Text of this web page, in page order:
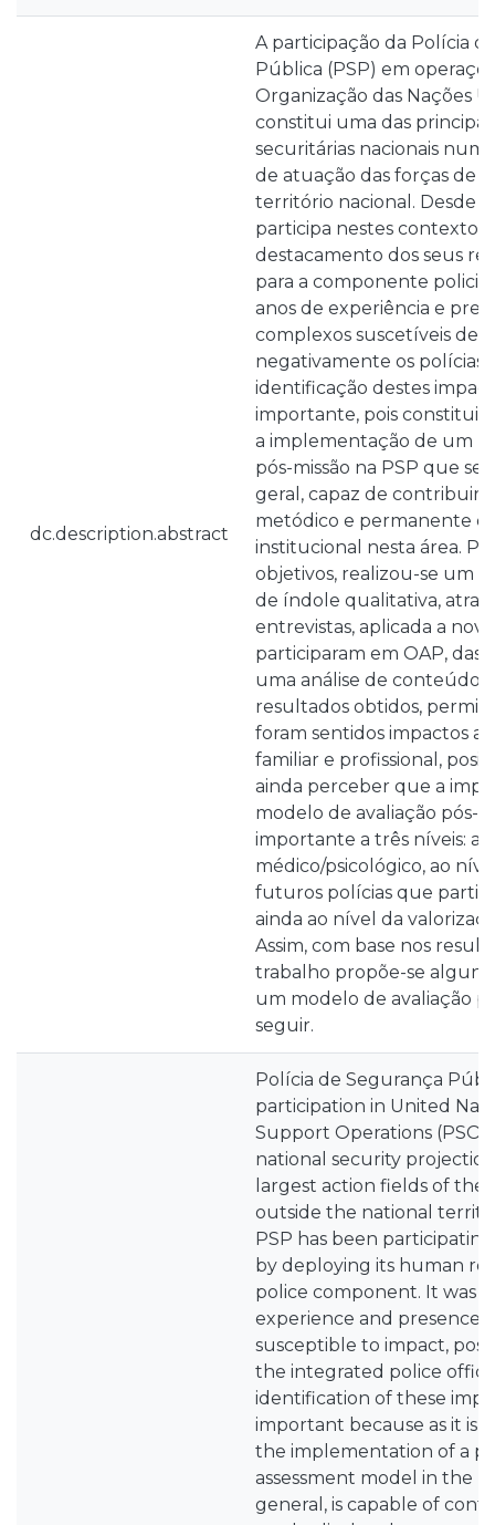
dc.description.abstract
A participação da Polícia
Pública (PSP) em
Organização das Nações
constitui uma das
securitárias nacionais num
de atuação das forças de
território nacional. Desde
participa nestes contextos
destacamento dos seus
para a componente
anos de experiência e
complexos suscetíveis de
negativamente os polícias
identificação destes
importante, pois constitui
a implementação de um
pós-missão na PSP que
geral, capaz de contribuir
metódico e permanente
institucional nesta área.
objetivos, realizou-se um
de índole qualitativa,
entrevistas, aplicada a
participaram em OAP, das
uma análise de conteúdo
resultados obtidos,
foram sentidos impactos
familiar e profissional,
ainda perceber que a
modelo de avaliação pós-
importante a três níveis:
médico/psicológico, ao
futuros polícias que
ainda ao nível da
Assim, com base nos
trabalho propõe-se
um modelo de avaliação
seguir.
Polícia de Segurança
participation in United
Support Operations (PSO)
national security
largest action fields of the
outside the national
PSP has been
by deploying its human
police component. It was
experience and presence
susceptible to impact,
the integrated police
identification of these
important because as it is
the implementation of a
assessment model in the
general, is capable of